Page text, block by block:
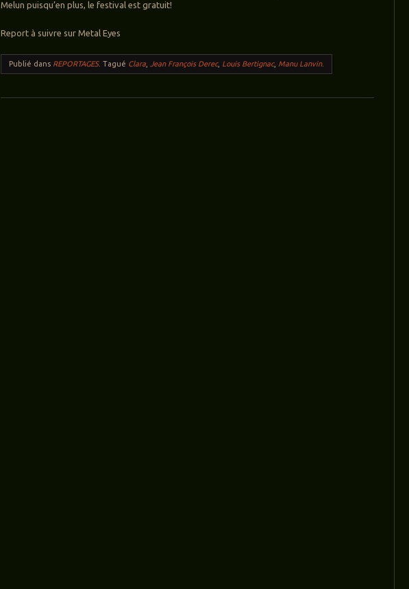
Melun puisqu’en plus, le festival est gratuit!
Report à suivre sur Metal Eyes
Publié dans REPORTAGES.Tagué Clara Jean François Derec, Louis Bertignac, Manu Lanvin.